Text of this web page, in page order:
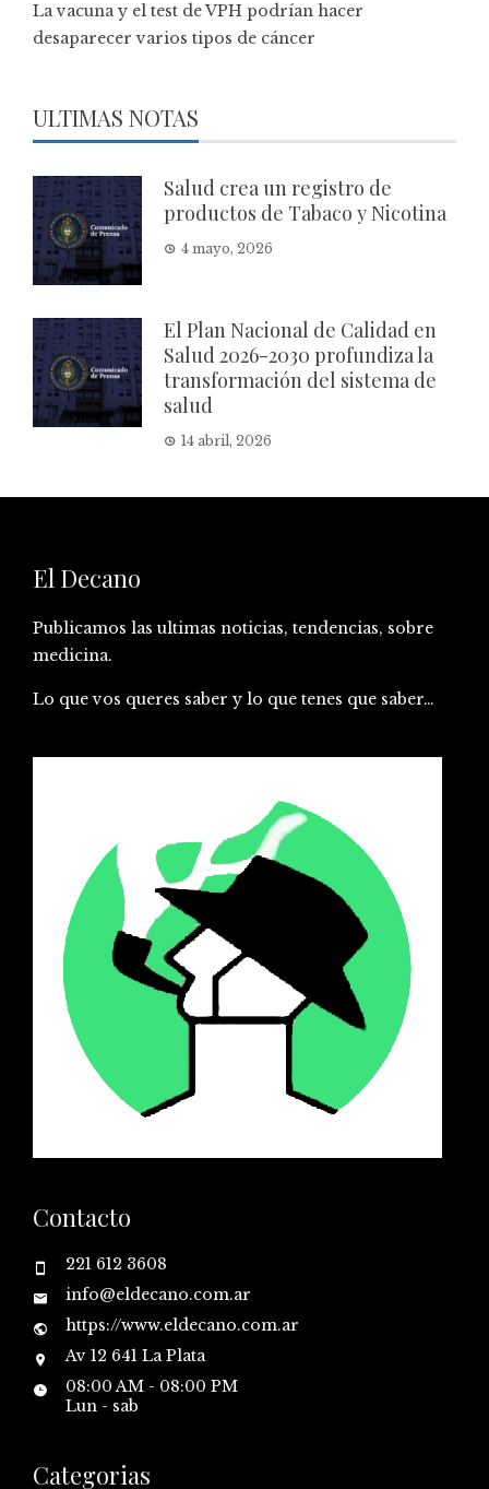
La vacuna y el test de VPH podrían hacer
desaparecer varios tipos de cáncer
ULTIMAS NOTAS
Salud crea un registro de
productos de Tabaco y Nicotina
4 mayo, 2026
El Plan Nacional de Calidad en
Salud 2026-2030 profundiza la
transformación del sistema de
salud
14 abril, 2026
El Decano
Publicamos las ultimas noticias, tendencias, sobre
medicina.
Lo que vos queres saber y lo que tenes que saber…
Contacto
221 612 3608
info@eldecano.com.ar
https://www.eldecano.com.ar
Av 12 641 La Plata
08:00 AM - 08:00 PM
Lun - sab
Categorias